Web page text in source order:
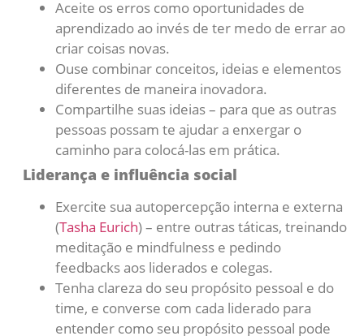
Aceite os erros como oportunidades de
aprendizado ao invés de ter medo de errar ao
criar coisas novas.
Ouse combinar conceitos, ideias e elementos
diferentes de maneira inovadora.
Compartilhe suas ideias – para que as outras
pessoas possam te ajudar a enxergar o
caminho para colocá-las em prática.
Liderança e influência social
Exercite sua autopercepção interna e externa
(Tasha Eurich) – entre outras táticas, treinando
meditação e mindfulness e pedindo
feedbacks aos liderados e colegas.
Tenha clareza do seu propósito pessoal e do
time, e converse com cada liderado para
entender como seu propósito pessoal pode